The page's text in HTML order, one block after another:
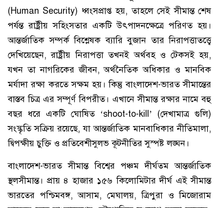
(Human Security) ধ্বংসপ্রাপ্ত হয়, তাহলে সেই সীমান্ত শেষ
পর্যন্ত রাষ্ট্রীয় সহিংসতার একটি উৎপাদনক্ষেত্রে পরিণত হয়।
আন্তর্জাতিক সম্পর্ক বিশ্লেষক ব্যারি বুজান তার নিরাপত্তাতত্ত্বে
দেখিয়েছেন, রাষ্ট্রীয় নিরাপত্তা তখনই অর্থবহ ও টেকসই হয়,
যখন তা নাগরিকের জীবন, অর্থনৈতিক অধিকার ও মানবিক
মর্যাদা রক্ষা করতে সক্ষম হয়। কিন্তু বাংলাদেশ-ভারত সীমান্তের
বাস্তব চিত্র এর সম্পূর্ণ বিপরীত। এখানে সীমান্ত রক্ষার নামে বহু
বছর ধরে একটি ঘোষিত ‘shoot-to-kill’ (দেখামাত্র গুলি)
সংস্কৃতি সক্রিয় রয়েছে, যা আন্তর্জাতিক মানবাধিকার নীতিমালা,
দ্বিপক্ষীয় চুক্তি ও প্রতিবেশীসুলভ কূটনীতির সুস্পষ্ট লঙ্ঘন।
বাংলাদেশ-ভারত সীমান্ত বিশ্বের পঞ্চম দীর্ঘতম আন্তর্জাতিক
স্থলসীমান্ত। প্রায় ৪ হাজার ১৫৬ কিলোমিটার দীর্ঘ এই সীমান্ত
ভারতের পশ্চিমবঙ্গ, আসাম, মেঘালয়, ত্রিপুরা ও মিজোরাম